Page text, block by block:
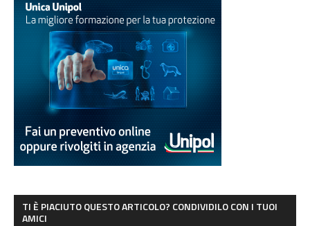
TI È PIACIUTO QUESTO ARTICOLO? CONDIVIDILO CON I TUOI
AMICI